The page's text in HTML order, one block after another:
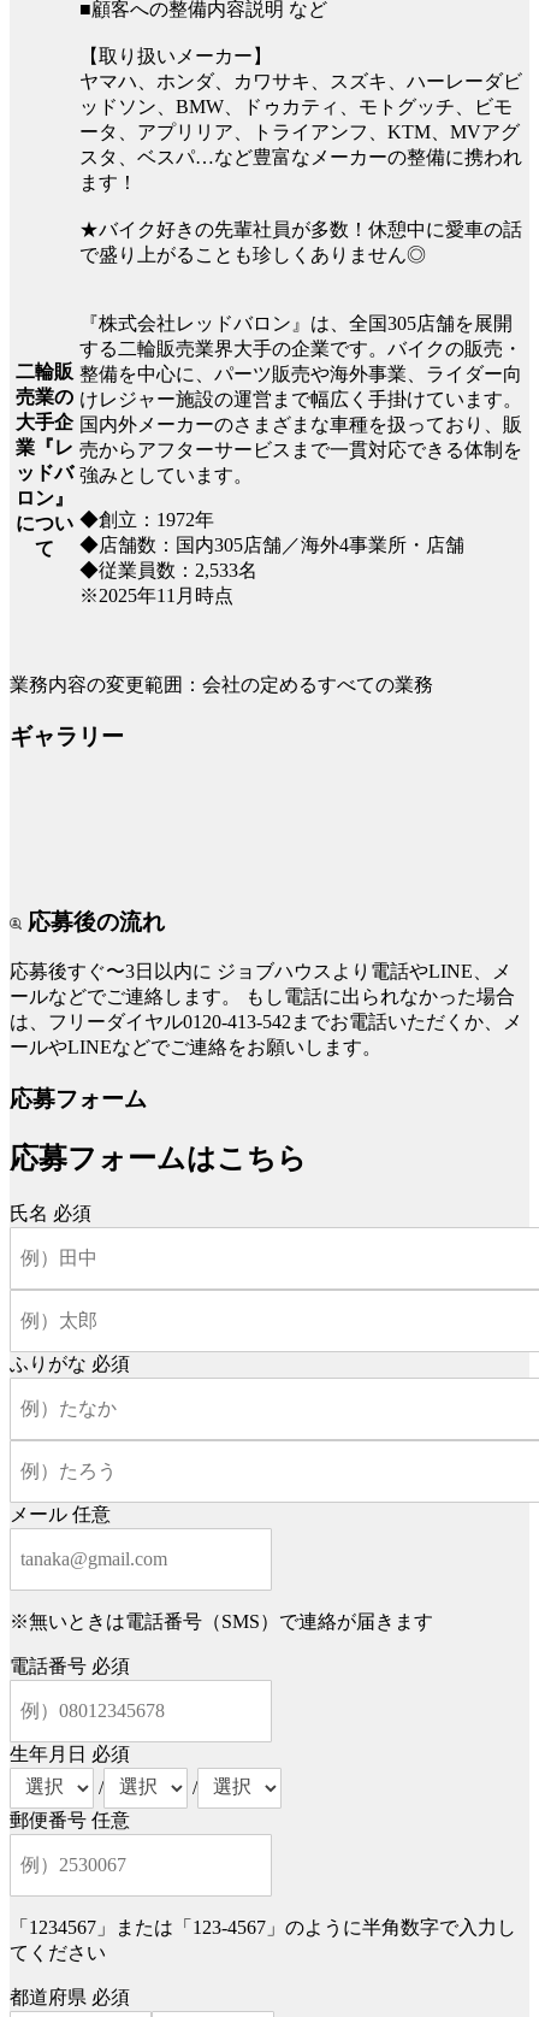
■顧客への整備内容説明 など
【取り扱いメーカー】
ヤマハ、ホンダ、カワサキ、スズキ、ハーレーダビ
ッドソン、BMW、ドゥカティ、モトグッチ、ビモ
ータ、アプリリア、トライアンフ、KTM、MVアグ
スタ、ベスパ…など豊富なメーカーの整備に携われ
ます！
★バイク好きの先輩社員が多数！休憩中に愛車の話
で盛り上がることも珍しくありません◎
二輪販
売業の
大手企
業『レ
ッドバ
ロン』
につい
て
『株式会社レッドバロン』は、全国305店舗を展開
する二輪販売業界大手の企業です。バイクの販売・
整備を中心に、パーツ販売や海外事業、ライダー向
けレジャー施設の運営まで幅広く手掛けています。
国内外メーカーのさまざまな車種を扱っており、販
売からアフターサービスまで一貫対応できる体制を
強みとしています。
◆創立：1972年
◆店舗数：国内305店舗／海外4事業所・店舗
◆従業員数：2,533名
※2025年11月時点
業務内容の変更範囲：会社の定めるすべての業務
ギャラリー
応募後の流れ
応募後すぐ〜3日以内に ジョブハウスより電話やLINE、メ
ールなどでご連絡します。
もし電話に出られなかった場合
は、フリーダイヤル0120-413-542までお電話いただくか、メ
ールやLINEなどでご連絡をお願いします。
応募フォーム
応募フォームはこちら
氏名 必須
ふりがな 必須
メール 任意
※無いときは電話番号（SMS）で連絡が届きます
電話番号 必須
生年月日 必須
/
/
郵便番号 任意
「1234567」または「123-4567」のように半角数字で入力し
てください
都道府県 必須